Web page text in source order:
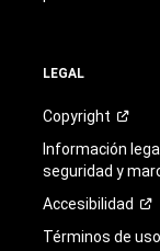
LEGAL
Copyright
Información
seguridad y
Accesibilidad
Términos deuso